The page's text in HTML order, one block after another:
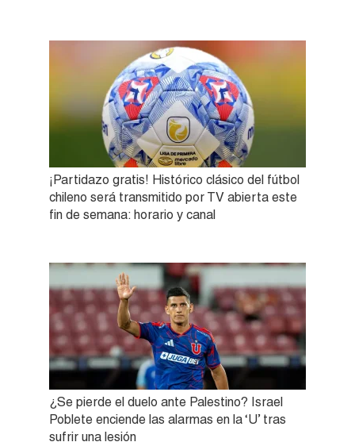
¡Partidazo gratis! Histórico clásico del fútbol
chileno será transmitido por TV abierta este
fin de semana: horario y canal
¿Se pierde el duelo ante Palestino? Israel
Poblete enciende las alarmas en la ‘U’ tras
sufrir una lesión